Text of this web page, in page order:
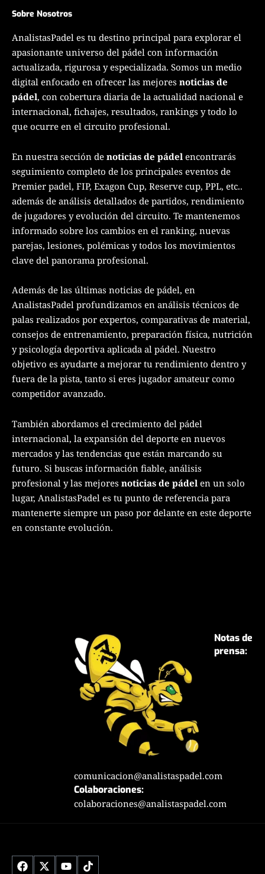
Sobre Nosotros
AnalistasPadel es tu destino principal para explorar el
apasionante universo del pádel con información
actualizada, rigurosa y especializada. Somos un medio
digital enfocado en ofrecer las mejores noticias de
pádel, con cobertura diaria de la actualidad nacional e
internacional, fichajes, resultados, rankings y todo lo
que ocurre en el circuito profesional.
En nuestra sección de noticias de pádel encontrarás
seguimiento completo de los principales eventos de
Premier padel, FIP, Exagon Cup, Reserve cup, PPL, etc..
además de análisis detallados de partidos, rendimiento
de jugadores y evolución del circuito. Te mantenemos
informado sobre los cambios en el ranking, nuevas
parejas, lesiones, polémicas y todos los movimientos
clave del panorama profesional.
Además de las últimas noticias de pádel, en
AnalistasPadel profundizamos en análisis técnicos de
palas realizados por expertos, comparativas de material,
consejos de entrenamiento, preparación física, nutrición
y psicología deportiva aplicada al pádel. Nuestro
objetivo es ayudarte a mejorar tu rendimiento dentro y
fuera de la pista, tanto si eres jugador amateur como
competidor avanzado.
También abordamos el crecimiento del pádel
internacional, la expansión del deporte en nuevos
mercados y las tendencias que están marcando su
futuro. Si buscas información fiable, análisis
profesional y las mejores noticias de pádel en un solo
lugar, AnalistasPadel es tu punto de referencia para
mantenerte siempre un paso por delante en este deporte
en constante evolución.
Notas de
prensa:
comunicacion@analistaspadel.com
Colaboraciones:
colaboraciones@analistaspadel.com